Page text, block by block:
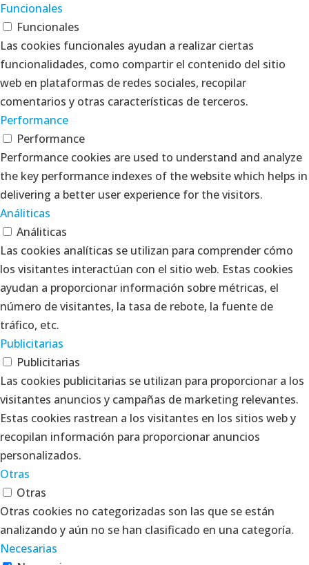
Funcionales
Funcionales
Las cookies funcionales ayudan a realizar ciertas
funcionalidades, como compartir el contenido del sitio
web en plataformas de redes sociales, recopilar
comentarios y otras características de terceros.
Performance
Performance
Performance cookies are used to understand and analyze
the key performance indexes of the website which helps in
delivering a better user experience for the visitors.
Análiticas
Análiticas
Las cookies analíticas se utilizan para comprender cómo
los visitantes interactúan con el sitio web. Estas cookies
ayudan a proporcionar información sobre métricas, el
número de visitantes, la tasa de rebote, la fuente de
tráfico, etc.
Publicitarias
Publicitarias
Las cookies publicitarias se utilizan para proporcionar a los
visitantes anuncios y campañas de marketing relevantes.
Estas cookies rastrean a los visitantes en los sitios web y
recopilan información para proporcionar anuncios
personalizados.
Otras
Otras
Otras cookies no categorizadas son las que se están
analizando y aún no se han clasificado en una categoría.
Necesarias